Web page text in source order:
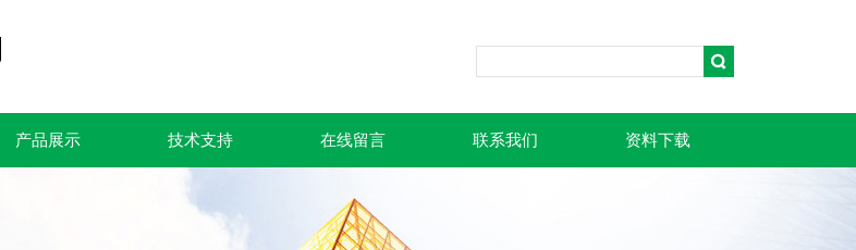
产品展示 技术支持 在线留言 联系我们 资料下载